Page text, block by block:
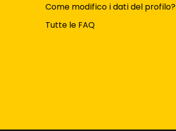
Come modifico i dati del profilo?
Tutte le FAQ